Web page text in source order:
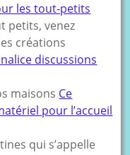
les tout-petits
petits, venez
créations
discussions
maisons Ce
pour l’accueil
qui s’appelle